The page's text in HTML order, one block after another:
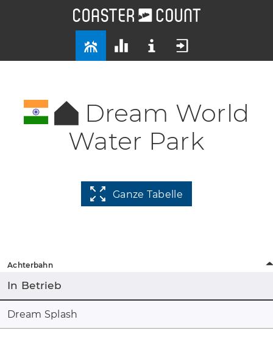
Dream World
Water Park
Ganze Tabelle
Achterbahn
In Betrieb
Dream Splash